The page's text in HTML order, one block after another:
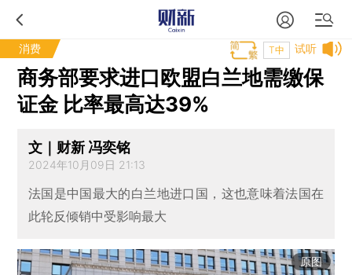
消费 试听
T中
商务部要求进口欧盟白兰地需缴保
证金 比率最高达39%
文｜财新 冯奕铭
2024年10月09日 21:13
法国是中国最大的白兰地进口国，这也意味着法国在
此轮反倾销中受影响最大
原图